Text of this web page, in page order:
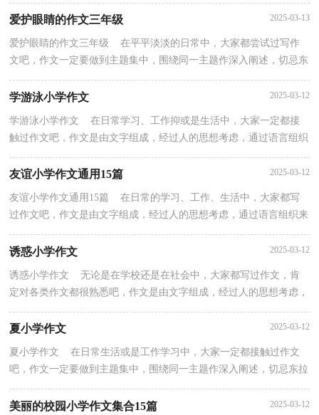
爱护眼睛的作文三年级 2025-03-13
爱护眼睛的作文三年级 在平平淡淡的日常中，大家都尝试过写作
文吧，作文一定要做到主题集中，围绕同一主题作深入阐述，切忌东
拉西扯，主题涣散甚至无主题。还是对作文一筹莫展吗？下...
学游泳小学作文 2025-03-12
学游泳小学作文 在日常学习、工作抑或是生活中，大家一定都接
触过作文吧，作文是由文字组成，经过人的思想考虑，通过语言组织
友谊小学作文通用15篇 2025-03-12
友谊小学作文通用15篇 在日常的学习、工作、生活中，大家都写
过作文吧，作文是由文字组成，经过人的思想考虑，通过语言组织来
表达一个主题意义的文体。作文的注意事项有许多，你确...
诱惑小学作文 2025-03-12
诱惑小学作文 无论是在学校还是在社会中，大家都写过作文，肯
定对各类作文都很熟悉吧，作文是由文字组成，经过人的思想考虑，
夏小学作文 2025-03-12
夏小学作文 在日常生活或是工作学习中，大家一定都接触过作文
吧，作文一定要做到主题集中，围绕同一主题作深入阐述，切忌东拉
西扯，主题涣散甚至无主题。怎么写作文才能避免踩雷呢...
美丽的校园小学作文集合15篇 2025-03-12